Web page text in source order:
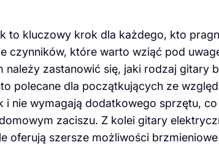
to kluczowy krok dla każdego, kto
czynników, które warto wziąć pod
zastanowić się, jaki rodzaj gitary
polecane dla początkujących ze
i nie wymagają dodatkowego sprzętu,
zaciszu. Z kolei gitary
oferują szersze możliwości